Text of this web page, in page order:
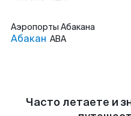
Аэропорты Абакана
Абакан ABA
Часто летаете и